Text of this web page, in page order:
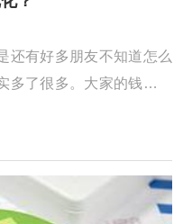
还有好多朋友不知道怎么
了很多。大家的钱包都
其实这些问题都是因为这
人喘不过气，只能靠网贷
录也变得 ...